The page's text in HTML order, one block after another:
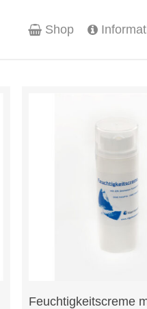
Shop
In Den
Feuchtigkeitscreme